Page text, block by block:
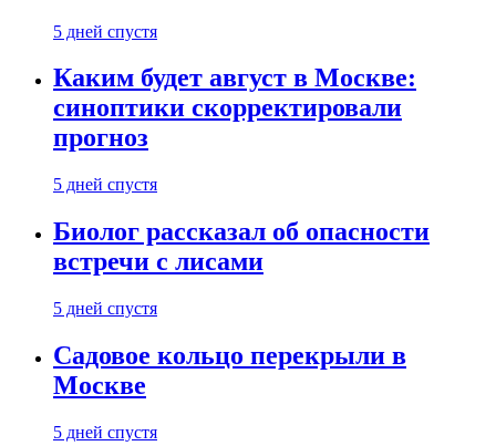
5 дней спустя
Каким будет август в Москве:
синоптики скорректировали
прогноз
5 дней спустя
Биолог рассказал об опасности
встречи с лисами
5 дней спустя
Садовое кольцо перекрыли в
Москве
5 дней спустя